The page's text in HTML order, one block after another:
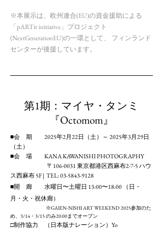
※本展示は、欧州連合(EU)の資金援助による
「pARTir initiative」プロジェクト
(NextGenerationEU)の一環として、 フィンランド
センターが後援しています。
第1期：マイヤ・タンミ
『Octomom』
■会 期 2025年2月22日（土）～ 2025年3月29日
（土）
​■会 場 KANA KAWANISHI PHOTOGRAPHY
〒106-0031 東京都港区西麻布2-7-5 ハウ
ス西麻布 5F | TEL: 03-5843-9128
■開 廊 水曜日〜土曜日 13:00〜18:00 （日・
月・火・祝休廊）
※GAIEN-NISHI ART WEEKEND 2025参加のた
め、3/14・3/15 のみ20:00までオープン
□制作協力 （日本版ナレーション）Yo